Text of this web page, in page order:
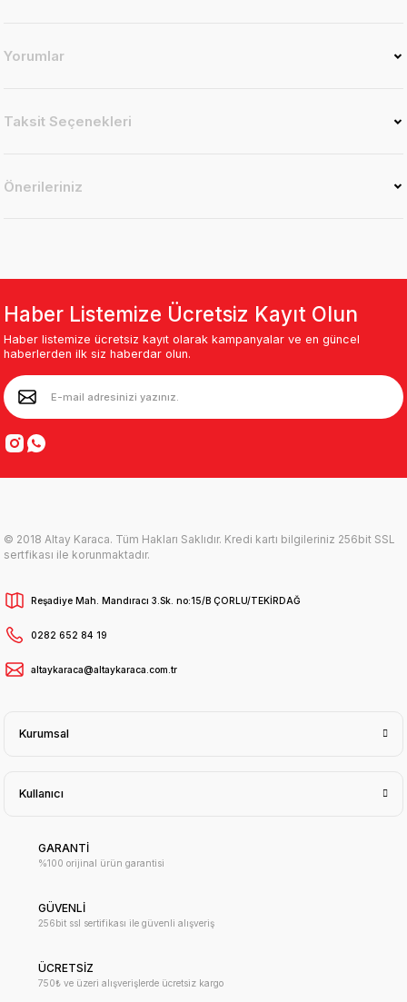
Yorumlar
Taksit Seçenekleri
Önerileriniz
Haber Listemize Ücretsiz Kayıt Olun
Haber listemize ücretsiz kayıt olarak kampanyalar ve en güncel
haberlerden ilk siz haberdar olun.
© 2018 Altay Karaca. Tüm Hakları Saklıdır. Kredi kartı bilgileriniz 256bit SSL
sertfikası ile korunmaktadır.
Reşadiye Mah. Mandıracı 3.Sk. no:15/B ÇORLU/TEKİRDAĞ
0282 652 84 19
altaykaraca@altaykaraca.com.tr
Kurumsal
Kullanıcı
GARANTİ
%100 orijinal ürün garantisi
GÜVENLİ
256bit ssl sertifikası ile güvenli alışveriş
ÜCRETSİZ
750₺ ve üzeri alışverişlerde ücretsiz kargo